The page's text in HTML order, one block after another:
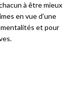
à être mieux
en vue d’une
et pour